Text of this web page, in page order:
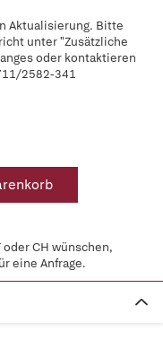
Aktualisierung. Bitte
unter "Zusätzliche
oder kontaktieren
2582-341
oder CH wünschen,
eine Anfrage.